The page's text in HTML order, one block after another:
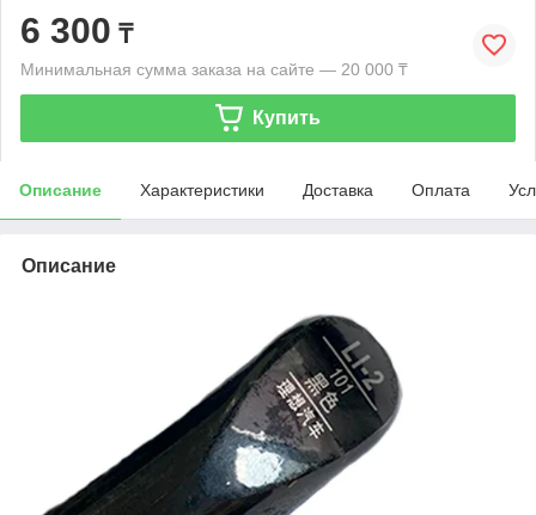
6 300 ₸
Минимальная сумма заказа на сайте — 20 000 ₸
Купить
Описание Характеристики Доставка Оплата
Описание